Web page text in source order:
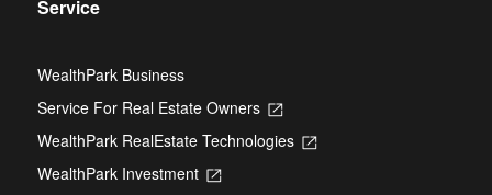
Service
WealthPark Business
Service For Real Estate Owners
Opens
a
WealthPark RealEstate Technologies
Opens
WealthPark Investment
Opens